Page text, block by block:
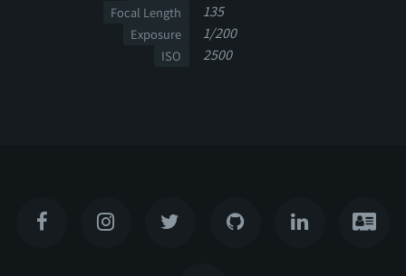
Focal Length 135
Exposure 1/200
ISO 2500